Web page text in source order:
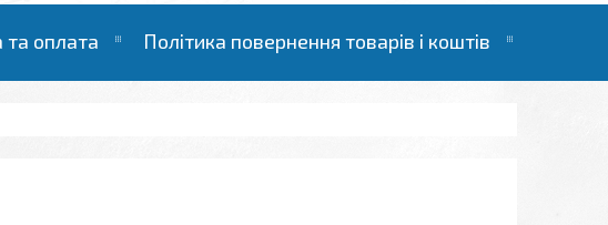
та оплата Політика повернення товарів і коштів